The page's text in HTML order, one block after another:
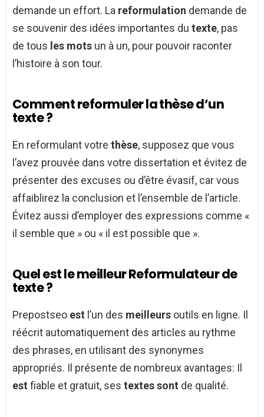
demande un effort. La reformulation demande de
se souvenir des idées importantes du texte, pas
de tous les mots un à un, pour pouvoir raconter
l’histoire à son tour.
Comment reformuler la thèse d’un
texte ?
En reformulant votre thèse, supposez que vous
l’avez prouvée dans votre dissertation et évitez de
présenter des excuses ou d’être évasif, car vous
affaiblirez la conclusion et l’ensemble de l’article.
Évitez aussi d’employer des expressions comme «
il semble que » ou « il est possible que ».
Quel est le meilleur Reformulateur de
texte ?
Prepostseo est l’un des meilleurs outils en ligne. Il
réécrit automatiquement des articles au rythme
des phrases, en utilisant des synonymes
appropriés. Il présente de nombreux avantages: Il
est fiable et gratuit, ses textes sont de qualité.